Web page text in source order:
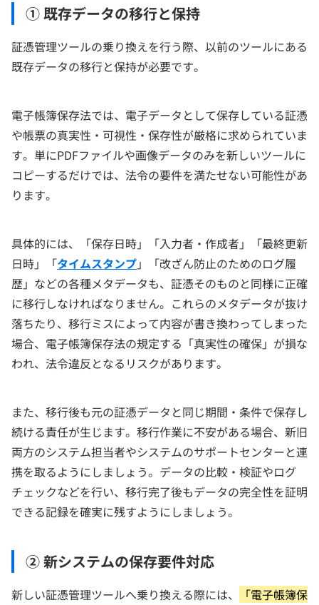
① 既存データの移行と保持
証憑管理ツールの乗り換えを行う際、以前のツールにある
既存データの移行と保持が必要です。
電子帳簿保存法では、電子データとして保存している証憑
や帳票の真実性・可視性・保存性が厳格に求められていま
す。単にPDFファイルや画像データのみを新しいツールに
コピーするだけでは、法令の要件を満たせない可能性があ
ります。
具体的には、「保存日時」「入力者・作成者」「最終更新
日時」「タイムスタンプ」「改ざん防止のためのログ履
歴」などの各種メタデータも、証憑そのものと同様に正確
に移行しなければなりません。これらのメタデータが抜け
落ちたり、移行ミスによって内容が書き換わってしまった
場合、電子帳簿保存法の規定する「真実性の確保」が損な
われ、法令違反となるリスクがあります。
また、移行後も元の証憑データと同じ期間・条件で保存し
続ける責任が生じます。移行作業に不安がある場合、新旧
両方のシステム担当者やシステムのサポートセンターと連
携を取るようにしましょう。データの比較・検証やログ
チェックなどを行い、移行完了後もデータの完全性を証明
できる記録を確実に残すようにしましょう。
② 新システムの保存要件対応
新しい証憑管理ツールへ乗り換える際には、
「電子帳簿保